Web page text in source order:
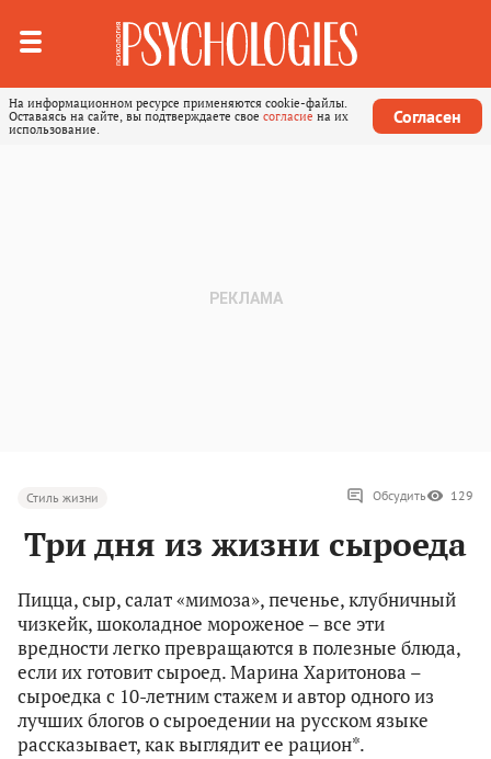
На информационном ресурсе применяются cookie-файлы.
Оставаясь на сайте, вы подтверждаете свое согласие на их
использование.
Согласен
Стиль жизни Обсудить 129
Три дня из жизни сыроеда
Пицца, сыр, салат «мимоза», печенье, клубничный
чизкейк, шоколадное мороженое – все эти
вредности легко превращаются в полезные блюда,
если их готовит сыроед. Марина Харитонова –
сыроедка с 10-летним стажем и автор одного из
лучших блогов о сыроедении на русском языке
рассказывает, как выглядит ее рацион*.